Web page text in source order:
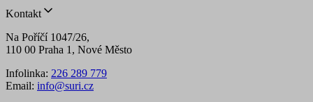
Kontakt
Na Poříčí 1047/26,
110 00 Praha 1, Nové Město
Infolinka: 226 289 779
Email: info@suri.cz